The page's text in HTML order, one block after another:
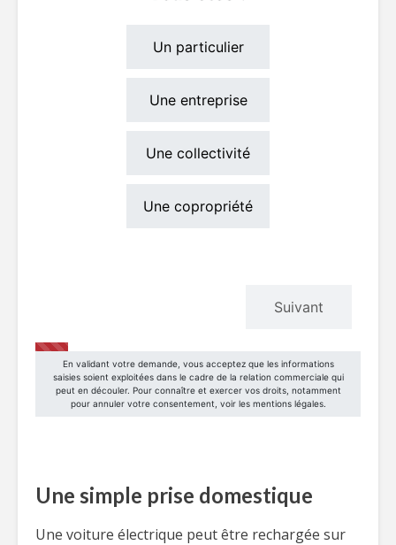
Une simple prise domestique
Une voiture électrique peut être rechargée sur